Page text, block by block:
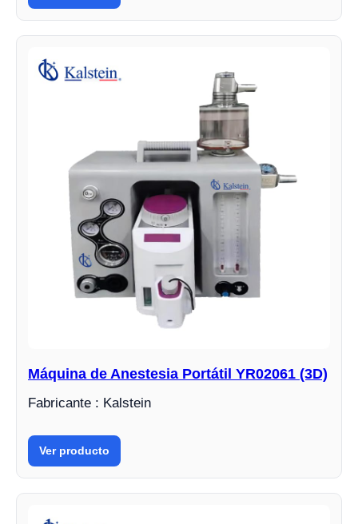
Máquina de Anestesia Portátil YR02061 (3D)
Fabricante : Kalstein
Ver producto